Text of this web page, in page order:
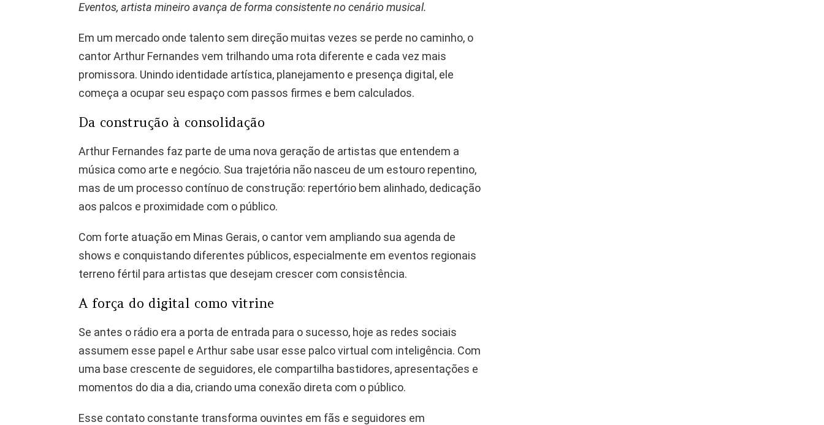
Eventos, artista mineiro avança de forma consistente no cenário musical.
Em um mercado onde talento sem direção muitas vezes se perde no caminho, o
cantor Arthur Fernandes vem trilhando uma rota diferente e cada vez mais
promissora. Unindo identidade artística, planejamento e presença digital, ele
começa a ocupar seu espaço com passos firmes e bem calculados.
Da construção à consolidação
Arthur Fernandes faz parte de uma nova geração de artistas que entendem a
música como arte e negócio. Sua trajetória não nasceu de um estouro repentino,
mas de um processo contínuo de construção: repertório bem alinhado, dedicação
aos palcos e proximidade com o público.
Com forte atuação em Minas Gerais, o cantor vem ampliando sua agenda de
shows e conquistando diferentes públicos, especialmente em eventos regionais
terreno fértil para artistas que desejam crescer com consistência.
A força do digital como vitrine
Se antes o rádio era a porta de entrada para o sucesso, hoje as redes sociais
assumem esse papel e Arthur sabe usar esse palco virtual com inteligência. Com
uma base crescente de seguidores, ele compartilha bastidores, apresentações e
momentos do dia a dia, criando uma conexão direta com o público.
Esse contato constante transforma ouvintes em fãs e seguidores em